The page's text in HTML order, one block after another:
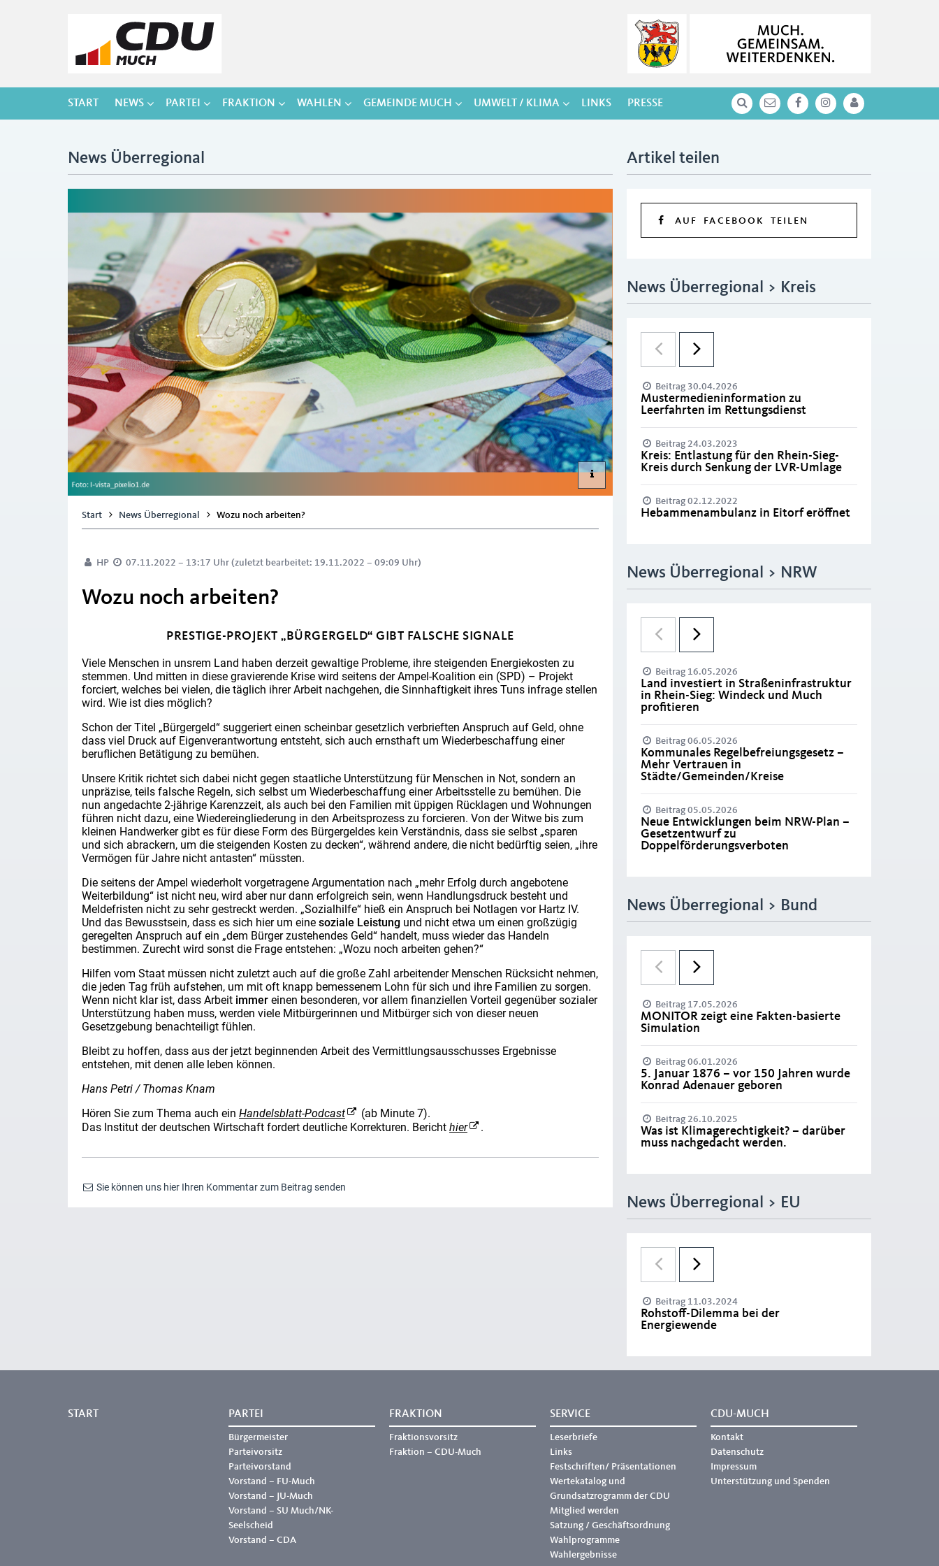
START NEWS PARTEI FRAKTION WAHLEN GEMEINDE MUCH UMWELT / KLIMA LINKS PRESSE
News Überregional
Start News Überregional Wozu noch arbeiten?
HP 07.11.2022 – 13:17 Uhr (zuletzt bearbeitet: 19.11.2022 – 09:09 Uhr)
Wozu noch arbeiten?
PRESTIGE-PROJEKT „BÜRGERGELD“ GIBT FALSCHE SIGNALE
Viele Menschen in unsrem Land haben derzeit gewaltige Probleme, ihre steigenden Energiekosten zu
stemmen. Und mitten in diese gravierende Krise wird seitens der Ampel-Koalition ein (SPD) – Projekt
forciert, welches bei vielen, die täglich ihrer Arbeit nachgehen, die Sinnhaftigkeit ihres Tuns infrage stellen
wird. Wie ist dies möglich?
Schon der Titel „Bürgergeld“ suggeriert einen scheinbar gesetzlich verbrieften Anspruch auf Geld, ohne
dass viel Druck auf Eigenverantwortung entsteht, sich auch ernsthaft um Wiederbeschaffung einer
beruflichen Betätigung zu bemühen.
Unsere Kritik richtet sich dabei nicht gegen staatliche Unterstützung für Menschen in Not, sondern an
unpräzise, teils falsche Regeln, sich selbst um Wiederbeschaffung einer Arbeitsstelle zu bemühen. Die
nun angedachte 2-jährige Karenzzeit, als auch bei den Familien mit üppigen Rücklagen und Wohnungen
führen nicht dazu, eine Wiedereingliederung in den Arbeitsprozess zu forcieren. Von der Witwe bis zum
kleinen Handwerker gibt es für diese Form des Bürgergeldes kein Verständnis, dass sie selbst „sparen
und sich abrackern, um die steigenden Kosten zu decken“, während andere, die nicht bedürftig seien, „ihre
Vermögen für Jahre nicht antasten“ müssten.
Die seitens der Ampel wiederholt vorgetragene Argumentation nach „mehr Erfolg durch angebotene
Weiterbildung“ ist nicht neu, wird aber nur dann erfolgreich sein, wenn Handlungsdruck besteht und
Meldefristen nicht zu sehr gestreckt werden. „Sozialhilfe“ hieß ein Anspruch bei Notlagen vor Hartz IV.
Und das Bewusstsein, dass es sich hier um eine soziale Leistung und nicht etwa um einen großzügig
geregelten Anspruch auf ein „dem Bürger zustehendes Geld“ handelt, muss wieder das Handeln
bestimmen. Zurecht wird sonst die Frage entstehen: „Wozu noch arbeiten gehen?“
Hilfen vom Staat müssen nicht zuletzt auch auf die große Zahl arbeitender Menschen Rücksicht nehmen,
die jeden Tag früh aufstehen, um mit oft knapp bemessenem Lohn für sich und ihre Familien zu sorgen.
Wenn nicht klar ist, dass Arbeit immer einen besonderen, vor allem finanziellen Vorteil gegenüber sozialer
Unterstützung haben muss, werden viele Mitbürgerinnen und Mitbürger sich von dieser neuen
Gesetzgebung benachteiligt fühlen.
Bleibt zu hoffen, dass aus der jetzt beginnenden Arbeit des Vermittlungsausschusses Ergebnisse
entstehen, mit denen alle leben können.
Hans Petri / Thomas Knam
Hören Sie zum Thema auch ein Handelsblatt-Podcast
(ab Minute 7).
Das Institut der deutschen Wirtschaft fordert deutliche Korrekturen. Bericht hier .
Sie können uns hier Ihren Kommentar zum Beitrag senden
Artikel teilen
AUF FACEBOOK TEILEN
News Überregional > Kreis
Beitrag 30.04.2026
Mustermedieninformation zu
Leerfahrten im Rettungsdienst
Beitrag 24.03.2023
Kreis: Entlastung für den Rhein-Sieg-
Kreis durch Senkung der LVR-Umlage
Beitrag 02.12.2022
Hebammenambulanz in Eitorf eröffnet
News Überregional > NRW
Beitrag 16.05.2026
Land investiert in Straßeninfrastruktur
in Rhein-Sieg: Windeck und Much
profitieren
Beitrag 06.05.2026
Kommunales Regelbefreiungsgesetz –
Mehr Vertrauen in
Städte/Gemeinden/Kreise
Beitrag 05.05.2026
Neue Entwicklungen beim NRW-Plan –
Gesetzentwurf zu
Doppelförderungsverboten
News Überregional > Bund
Beitrag 17.05.2026
MONITOR zeigt eine Fakten-basierte
Simulation
Beitrag 06.01.2026
5. Januar 1876 – vor 150 Jahren wurde
Konrad Adenauer geboren
Beitrag 26.10.2025
Was ist Klimagerechtigkeit? – darüber
muss nachgedacht werden.
News Überregional > EU
Beitrag 11.03.2024
Rohstoff-Dilemma bei der
Energiewende
START PARTEI
Bürgermeister
Parteivorsitz
Parteivorstand
Vorstand – FU-Much
Vorstand – JU-Much
Vorstand – SU Much/NK-
Seelscheid
Vorstand – CDA
FRAKTION
Fraktionsvorsitz
Fraktion – CDU-Much
SERVICE
Leserbriefe
Links
Festschriften/ Präsentationen
Wertekatalog und
Grundsatzrogramm der CDU
Mitglied werden
Satzung / Geschäftsordnung
Wahlprogramme
Wahlergebnisse
CDU-MUCH
Kontakt
Datenschutz
Impressum
Unterstützung und Spenden